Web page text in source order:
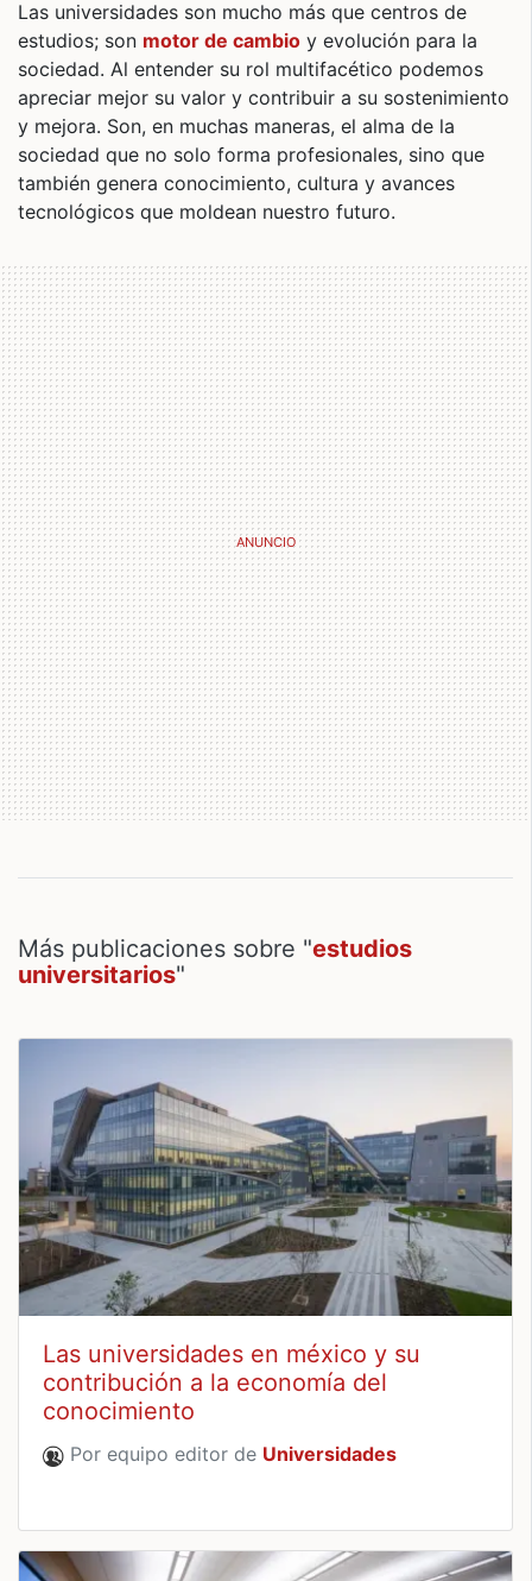
Las universidades son mucho más que centros de
estudios; son motor de cambio y evolución para la
sociedad. Al entender su rol multifacético podemos
apreciar mejor su valor y contribuir a su sostenimiento
y mejora. Son, en muchas maneras, el alma de la
sociedad que no solo forma profesionales, sino que
también genera conocimiento, cultura y avances
tecnológicos que moldean nuestro futuro.
Más publicaciones sobre "estudios
universitarios"
Las universidades en méxico y su
contribución a la economía del
conocimiento
Por equipo editor de Universidades